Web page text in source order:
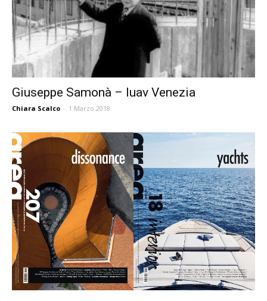
Giuseppe Samonà – Iuav Venezia
Chiara Scalco - 1 Marzo 2018